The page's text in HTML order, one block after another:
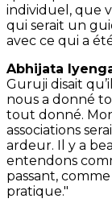
individuel, que
qui serait un
avec ce qui a
Abhijata
Guruji disait
nous a donné
tout donné.
associations
ardeur. Il y a
entendons
passant,
pratique."